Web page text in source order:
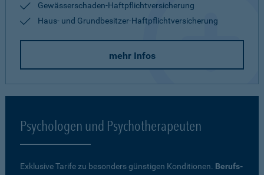
Gewässerschaden-Haftpflichtversicherung
Haus- und Grundbesitzer-Haftpflichtversicherung
mehr Infos
Psychologen und Psychotherapeuten
Exklusive Tarife zu besonders günstigen Konditionen. Berufs-